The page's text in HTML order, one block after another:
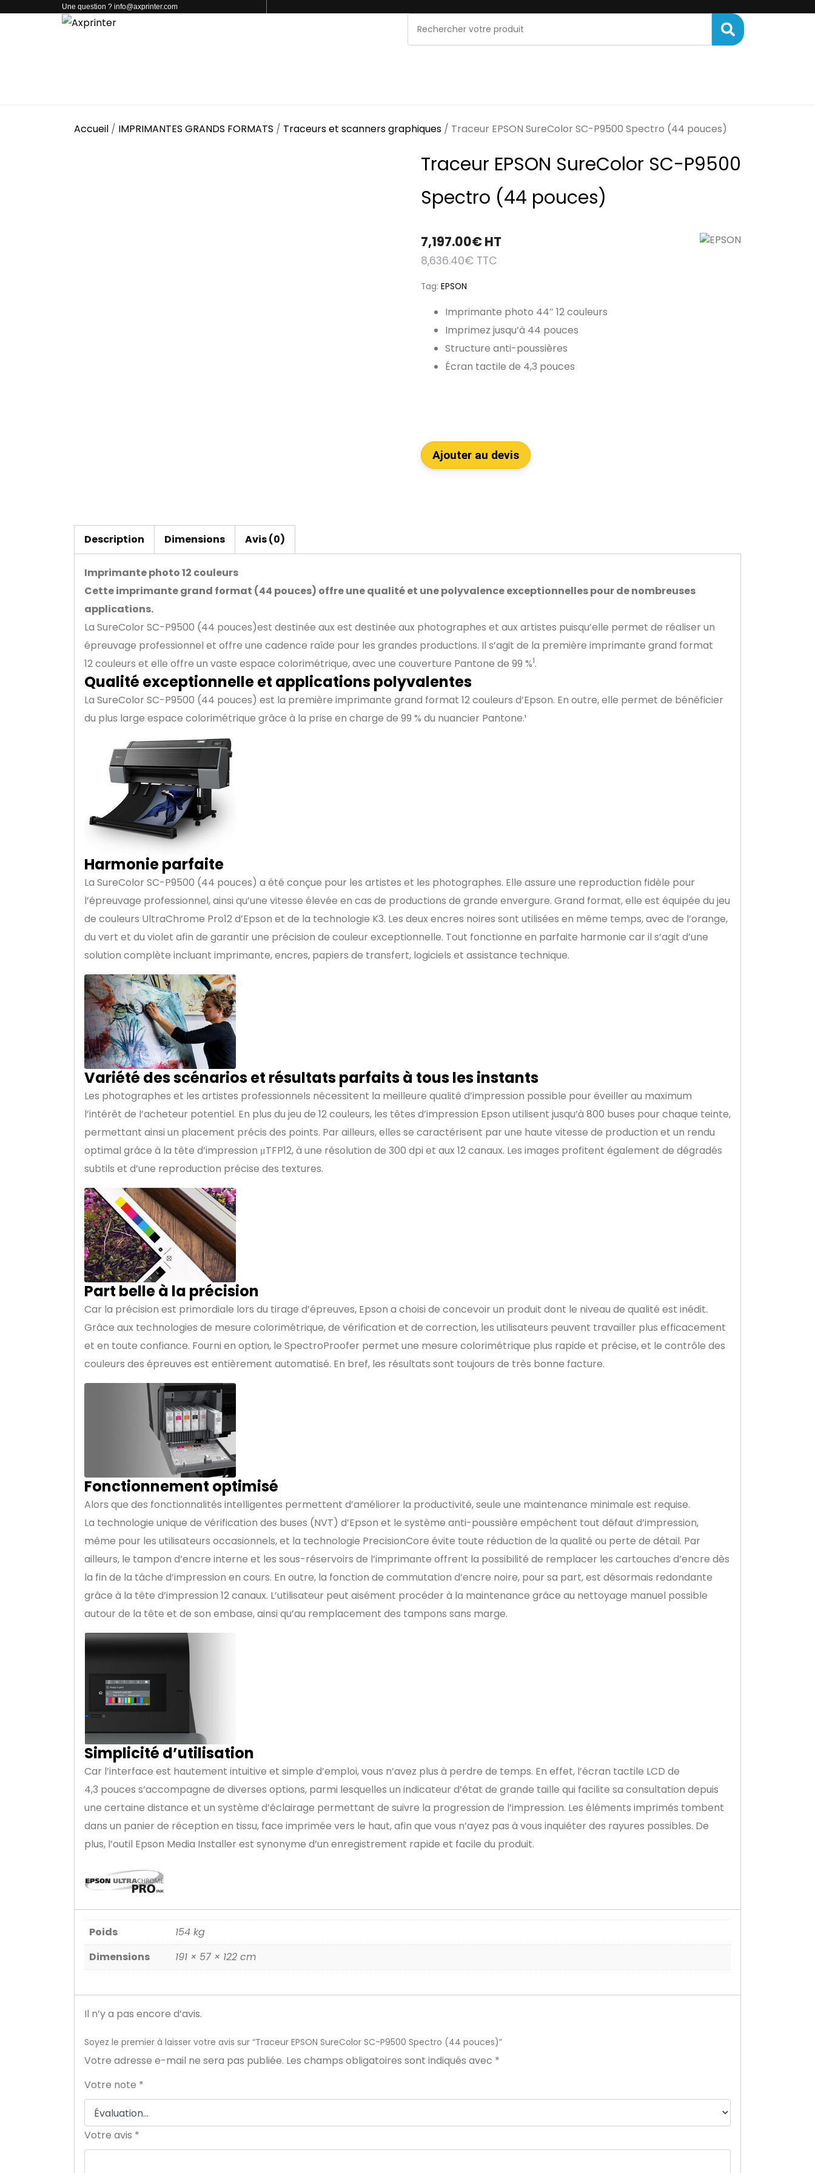
Une question ? info@axprinter.com
Accueil / IMPRIMANTES GRANDS FORMATS / Traceurs et scanners graphiques / Traceur EPSON SureColor SC-P9500 Spectro (44 pouces)
Traceur EPSON SureColor SC-P9500
Spectro (44 pouces)
7,197.00€HT
8,636.40€ TTC
Tag: EPSON
Imprimante photo 44″ 12 couleurs
Imprimez jusqu’à 44 pouces
Structure anti-poussières
Écran tactile de 4,3 pouces
Ajouter au devis
Description Dimensions Avis (0)
Imprimante photo 12 couleurs
Cette imprimante grand format (44 pouces) offre une qualité et une polyvalence exceptionnelles pour de nombreuses
applications.
La SureColor SC-P9500 (44 pouces)est destinée aux est destinée aux photographes et aux artistes puisqu’elle permet de réaliser un
épreuvage professionnel et offre une cadence raîde pour les grandes productions. Il s’agit de la première imprimante grand format
12 couleurs et elle offre un vaste espace colorimétrique, avec une couverture Pantone de 99 %1.
Qualité exceptionnelle et applications polyvalentes
La SureColor SC-P9500 (44 pouces) est la première imprimante grand format 12 couleurs d’Epson. En outre, elle permet de bénéficier
du plus large espace colorimétrique grâce à la prise en charge de 99 % du nuancier Pantone.¹
Harmonie parfaite
La SureColor SC-P9500 (44 pouces) a été conçue pour les artistes et les photographes. Elle assure une reproduction fidèle pour
l’épreuvage professionnel, ainsi qu’une vitesse élevée en cas de productions de grande envergure. Grand format, elle est équipée du jeu
de couleurs UltraChrome Pro12 d’Epson et de la technologie K3. Les deux encres noires sont utilisées en même temps, avec de l’orange,
du vert et du violet afin de garantir une précision de couleur exceptionnelle. Tout fonctionne en parfaite harmonie car il s’agit d’une
solution complète incluant imprimante, encres, papiers de transfert, logiciels et assistance technique.
Variété des scénarios et résultats parfaits à tous les instants
Les photographes et les artistes professionnels nécessitent la meilleure qualité d’impression possible pour éveiller au maximum
l’intérêt de l’acheteur potentiel. En plus du jeu de 12 couleurs, les têtes d’impression Epson utilisent jusqu’à 800 buses pour chaque teinte,
permettant ainsi un placement précis des points. Par ailleurs, elles se caractérisent par une haute vitesse de production et un rendu
optimal grâce à la tête d’impression μTFP12, à une résolution de 300 dpi et aux 12 canaux. Les images profitent également de dégradés
subtils et d’une reproduction précise des textures.
Part belle à la précision
Car la précision est primordiale lors du tirage d’épreuves, Epson a choisi de concevoir un produit dont le niveau de qualité est inédit.
Grâce aux technologies de mesure colorimétrique, de vérification et de correction, les utilisateurs peuvent travailler plus efficacement
et en toute confiance. Fourni en option, le SpectroProofer permet une mesure colorimétrique plus rapide et précise, et le contrôle des
couleurs des épreuves est entièrement automatisé. En bref, les résultats sont toujours de très bonne facture.
Fonctionnement optimisé
Alors que des fonctionnalités intelligentes permettent d’améliorer la productivité, seule une maintenance minimale est requise.
La technologie unique de vérification des buses (NVT) d’Epson et le système anti-poussière empêchent tout défaut d’impression,
même pour les utilisateurs occasionnels, et la technologie PrecisionCore évite toute réduction de la qualité ou perte de détail. Par
ailleurs, le tampon d’encre interne et les sous-réservoirs de l’imprimante offrent la possibilité de remplacer les cartouches d’encre dès
la fin de la tâche d’impression en cours. En outre, la fonction de commutation d’encre noire, pour sa part, est désormais redondante
grâce à la tête d’impression 12 canaux. L’utilisateur peut aisément procéder à la maintenance grâce au nettoyage manuel possible
autour de la tête et de son embase, ainsi qu’au remplacement des tampons sans marge.
Simplicité d’utilisation
Car l’interface est hautement intuitive et simple d’emploi, vous n’avez plus à perdre de temps. En effet, l’écran tactile LCD de
4,3 pouces s’accompagne de diverses options, parmi lesquelles un indicateur d’état de grande taille qui facilite sa consultation depuis
une certaine distance et un système d’éclairage permettant de suivre la progression de l’impression. Les éléments imprimés tombent
dans un panier de réception en tissu, face imprimée vers le haut, afin que vous n’ayez pas à vous inquiéter des rayures possibles. De
plus, l’outil Epson Media Installer est synonyme d’un enregistrement rapide et facile du produit.
Poids
154 kg
Dimensions
191 × 57 × 122 cm
Il n’y a pas encore d’avis.
Soyez le premier à laisser votre avis sur “Traceur EPSON SureColor SC-P9500 Spectro (44 pouces)”
Votre adresse e-mail ne sera pas publiée. Les champs obligatoires sont indiqués avec *
Votre note *
Votre avis *